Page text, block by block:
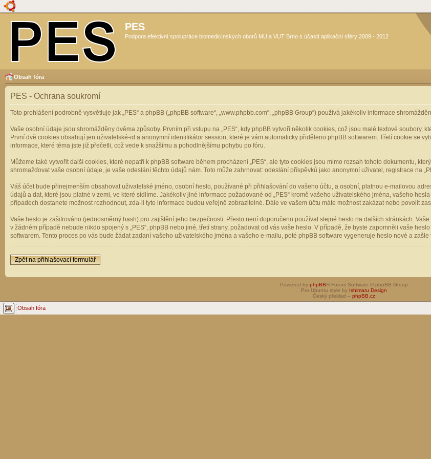
PES
Podpora efektivní spolupráce biomedicínských oborů MU a VUT Brno s účastí aplikační sféry 2009 - 2012
Obsah fóra
PES - Ochrana soukromí
Toto prohlášení podrobně vysvětluje jak „PES“ a phpBB („phpBB software“, „www.phpbb.com“, „phpBB Group“) používá jakékoliv informace
Vaše osobní údaje jsou shromážděny dvěma způsoby. Prvním při vstupu na „PES“, kdy phpBB vytvoří několik cookies, což jsou malé textové
První dvě cookies obsahují jen uživatelské-id a anonymní identifikátor session, které je vám automaticky přiděleno phpBB softwarem. Třetí cookie se
informace, které téma jste již přečetli, což vede k snažšímu a pohodlnějšímu pohybu po fóru.
Můžeme také vytvořit další cookies, které nepatří k phpBB software během procházení „PES“, ale tyto cookies jsou mimo rozsah tohoto dokumentu,
shromažďovat vaše osobní údaje, je vaše odeslání těchto údajů nám. Toto může zahrnovat: odeslání příspěvků jako anonymní uživatel, registrace na
Váš účet bude přinejmenším obsahovat uživatelské jméno, osobní heslo, používané při přihlašování do vašeho účtu, a osobní, platnou e-mailovou
údajů a dat, které jsou platné v zemi, ve které sídlíme. Jakékoliv jiné informace požadované od „PES“ kromě vašeho uživatelského jména, vašeho
případech dostanete možnost rozhodnout, zda-li tyto informace budou veřejně zobrazitelné. Dále ve vašem účtu máte možnost zakázat nebo povolit
Vaše heslo je zašifrováno (jednosměrný hash) pro zajištění jeho bezpečnosti. Přesto není doporučeno používat stejné heslo na dalších stránkách.
v žádném případě nebude nikdo spojený s „PES“, phpBB nebo jiné, třetí strany, požadovat od vás vaše heslo. V případě, že byste zapomněli vaše
softwarem. Tento proces po vás bude žádat zadaní vašeho uživatelského jména a vašeho e-mailu, poté phpBB software vygeneruje heslo nové a
Zpět na přihlašovací formulář
Powered by phpBB® Forum Software © phpBB Group
Pro Ubuntu style by Ishimaru Design
Český překlad – phpBB.cz
Obsah fóra